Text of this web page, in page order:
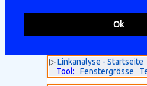
Ok
▷Linkanalyse - Startseite
Tool:
Fenstergrösse